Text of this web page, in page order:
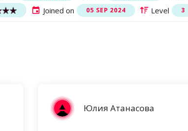
Joined on 05 SEP 2024 Level 3
Юлия Атанасова